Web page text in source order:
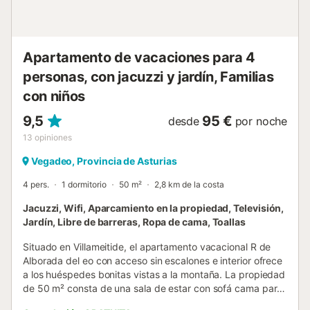
Apartamento de vacaciones para 4
personas, con jacuzzi y jardín, Familias
con niños
9,5
13 opiniones
desde 95 € por noche
Vegadeo, Provincia de Asturias
4 pers. 1 dormitorio 50 m² 2,8 km de la costa
Jacuzzi, Wifi, Aparcamiento en la propiedad, Televisión,
Jardín, Libre de barreras, Ropa de cama, Toallas
Situado en Villameitide, el apartamento vacacional R de
Alborada del eo con acceso sin escalones e interior ofrece
a los huéspedes bonitas vistas a la montaña. La propiedad
de 50 m² consta de una sala de estar con sofá cama para